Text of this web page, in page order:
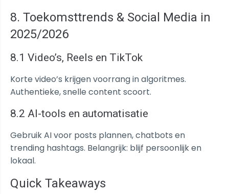
8. Toekomsttrends & Social Media in
2025/2026
8.1 Video’s, Reels en TikTok
Korte video’s krijgen voorrang in algoritmes.
Authentieke, snelle content scoort.
8.2 AI-tools en automatisatie
Gebruik AI voor posts plannen, chatbots en
trending hashtags. Belangrijk: blijf persoonlijk en
lokaal.
Quick Takeaways